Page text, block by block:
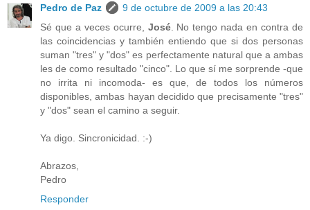
Pedro de Paz
9 de octubre de 2009 a las 20:43
Sé que a veces ocurre, José. No tengo nada en contra de
las coincidencias y también entiendo que si dos personas
suman "tres" y "dos" es perfectamente natural que a ambas
les de como resultado "cinco". Lo que sí me sorprende -que
no irrita ni incomoda- es que, de todos los números
disponibles, ambas hayan decidido que precisamente "tres"
y "dos" sean el camino a seguir.
Ya digo. Sincronicidad. :-)
Abrazos,
Pedro
Responder